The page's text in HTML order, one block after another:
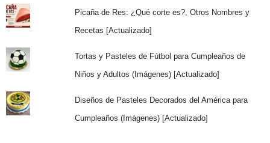
Picaña de Res: ¿Qué corte es?, Otros Nombres y
Recetas [Actualizado]
Tortas y Pasteles de Fútbol para Cumpleaños de
Niños y Adultos (Imágenes) [Actualizado]
Diseños de Pasteles Decorados del América para
Cumpleaños (Imágenes) [Actualizado]